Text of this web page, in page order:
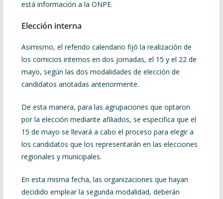
está información a la ONPE.
Elección interna
Asimismo, el referido calendario fijó la realización de
los comicios internos en dos jornadas, el 15 y el 22 de
mayo, según las dos modalidades de elección de
candidatos anotadas anteriormente.
De esta manera, para las agrupaciones que optaron
por la elección mediante afiliados, se especifica que el
15 de mayo se llevará a cabo el proceso para elegir a
los candidatos que los representarán en las elecciones
regionales y municipales.
En esta misma fecha, las organizaciones que hayan
decidido emplear la segunda modalidad, deberán